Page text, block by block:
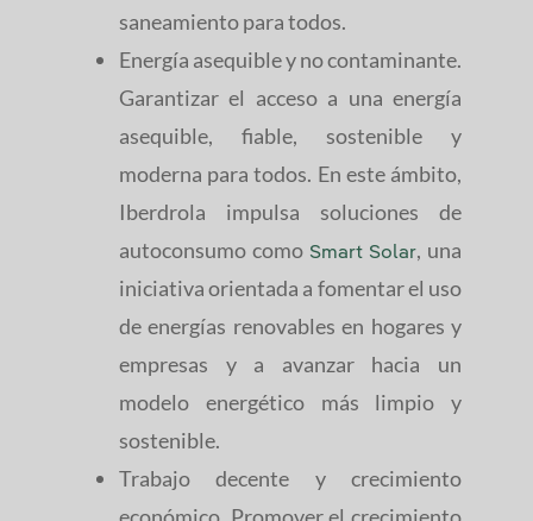
saneamiento para todos.
Energía asequible y no contaminante.
Garantizar el acceso a una energía
asequible, fiable, sostenible y
moderna para todos. En este ámbito,
Iberdrola impulsa soluciones de
autoconsumo como Smart Solar, una
iniciativa orientada a fomentar el uso
de energías renovables en hogares y
empresas y a avanzar hacia un
modelo energético más limpio y
sostenible.
Trabajo decente y crecimiento